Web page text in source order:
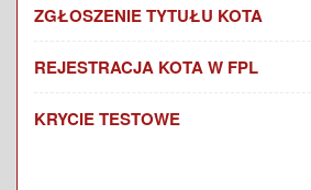
ZGŁOSZENIE TYTUŁU KOTA
REJESTRACJA KOTA W FPL
KRYCIE TESTOWE